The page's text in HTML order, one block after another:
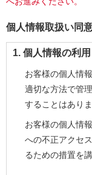
個人情報取扱い同
1. 個人情報の利
お客様の個人情
適切な方法で管
することはありま
お客様の個人情
への不正アクセ
るための措置を